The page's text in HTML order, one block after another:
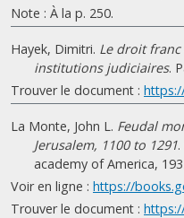
Note : À la p. 250.
Hayek, Dimitri. Le droit franc
institutions judiciaires.
Trouver le document :
La Monte, John L. Feudal
Jerusalem, 1100 to 1291
academy of America,
Voir en ligne : https://
Trouver le document :